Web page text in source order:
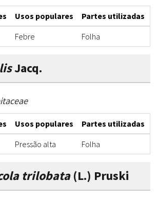
Usos populares Partes utilizadas
Febre Folha
Jacq.
Usos populares Partes utilizadas
Pressão alta Folha
trilobata(L.) Pruski